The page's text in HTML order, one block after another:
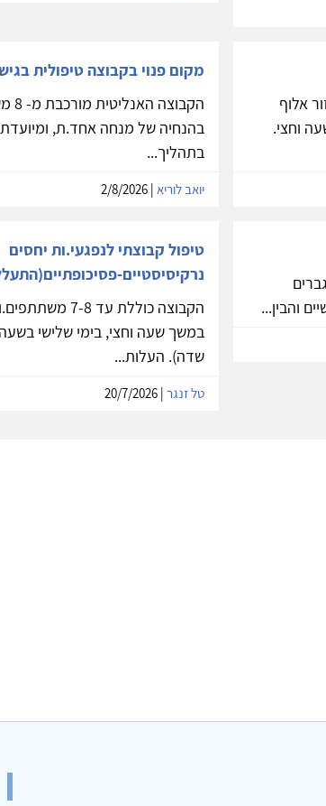
ברמת גן (אזור אלוף
וחצי.
מקום פנוי בקבוצה טיפולית
בהנחיה של מנחה אחד.ת, ומיועדת
בתהליך...
יואב לוריא| 2/8/2026
והבין...
טיפול קבוצתי לנפגעי.ות יחסים
נרקיסיסטיים-
הקבוצה כוללת
שדה). העלות...
טל זנגר| 20/7/2026